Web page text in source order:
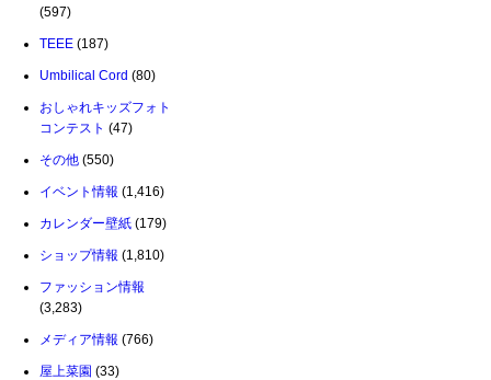
(597)
TEEE (187)
Umbilical Cord (80)
おしゃれキッズフォト
コンテスト (47)
その他 (550)
イベント情報 (1,416)
カレンダー壁紙 (179)
ショップ情報 (1,810)
ファッション情報
(3,283)
メディア情報 (766)
屋上菜園 (33)